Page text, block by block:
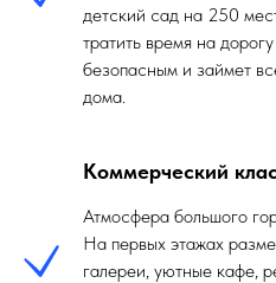
детский сад на 250
тратить время на
безопасным и займет
дома.
Коммерческий
Атмосфера большого
На первых этажах
галереи, уютные кафе,